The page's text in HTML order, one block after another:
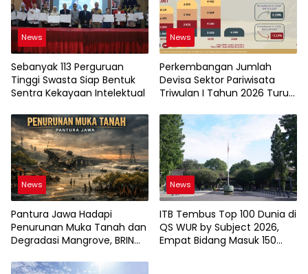
News
Sebanyak 113 Perguruan
Tinggi Swasta Siap Bentuk
Sentra Kekayaan Intelektual
News
Perkembangan Jumlah
Devisa Sektor Pariwisata
Triwulan I Tahun 2026 Turun
News
Pantura Jawa Hadapi
Penurunan Muka Tanah dan
Degradasi Mangrove, BRIN
Teknologi Geospasial
News
ITB Tembus Top 100 Dunia di
QS WUR by Subject 2026,
Empat Bidang Masuk 150